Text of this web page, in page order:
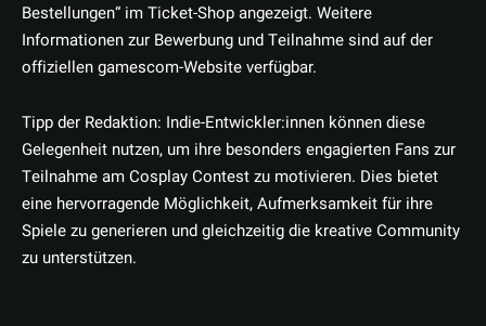
Bestellungen“ im Ticket-Shop angezeigt. Weitere
Informationen zur Bewerbung und Teilnahme sind auf der
offiziellen gamescom-Website verfügbar.
Tipp der Redaktion: Indie-Entwickler:innen können diese
Gelegenheit nutzen, um ihre besonders engagierten Fans zur
Teilnahme am Cosplay Contest zu motivieren. Dies bietet
eine hervorragende Möglichkeit, Aufmerksamkeit für ihre
Spiele zu generieren und gleichzeitig die kreative Community
zu unterstützen.